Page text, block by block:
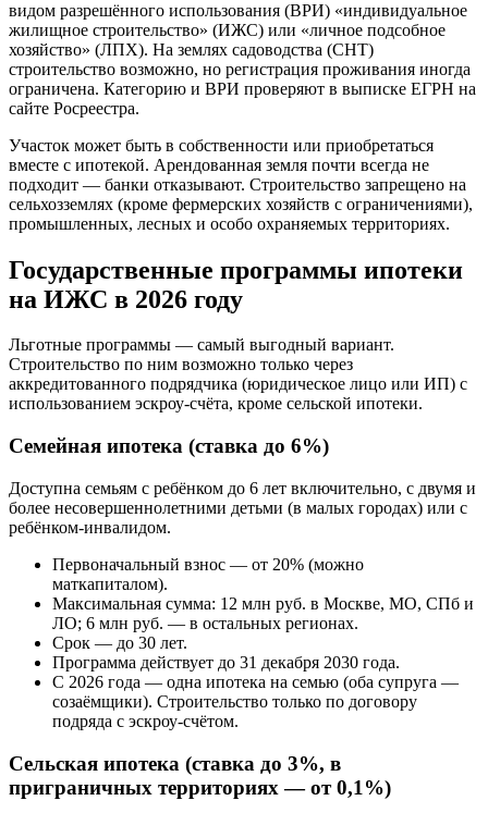
видом разрешённого использования (ВРИ) «индивидуальное
жилищное строительство» (ИЖС) или «личное подсобное
хозяйство» (ЛПХ). На землях садоводства (СНТ)
строительство возможно, но регистрация проживания иногда
ограничена. Категорию и ВРИ проверяют в выписке ЕГРН на
сайте Росреестра.
Участок может быть в собственности или приобретаться
вместе с ипотекой. Арендованная земля почти всегда не
подходит — банки отказывают. Строительство запрещено на
сельхозземлях (кроме фермерских хозяйств с ограничениями),
промышленных, лесных и особо охраняемых территориях.
Государственные программы ипотеки
на ИЖС в 2026 году
Льготные программы — самый выгодный вариант.
Строительство по ним возможно только через
аккредитованного подрядчика (юридическое лицо или ИП) с
использованием эскроу-счёта, кроме сельской ипотеки.
Семейная ипотека (ставка до 6%)
Доступна семьям с ребёнком до 6 лет включительно, с двумя и
более несовершеннолетними детьми (в малых городах) или с
ребёнком-инвалидом.
Первоначальный взнос — от 20% (можно
маткапиталом).
Максимальная сумма: 12 млн руб. в Москве, МО, СПб и
ЛО; 6 млн руб. — в остальных регионах.
Срок — до 30 лет.
Программа действует до 31 декабря 2030 года.
С 2026 года — одна ипотека на семью (оба супруга —
созаёмщики). Строительство только по договору
подряда с эскроу-счётом.
Сельская ипотека (ставка до 3%, в
приграничных территориях — от 0,1%)